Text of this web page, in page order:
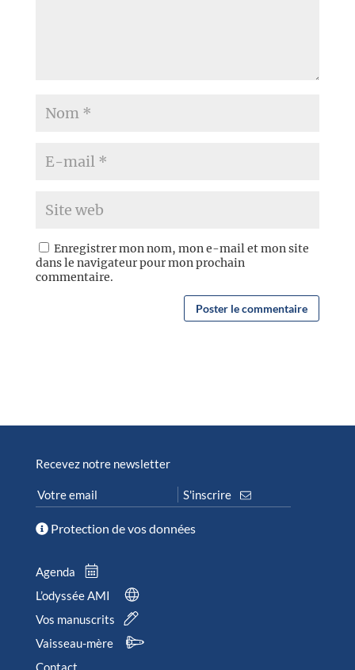
Enregistrer mon nom, mon e-mail et mon site
dans le navigateur pour mon prochain
commentaire.
Recevez notre newsletter
Protection de vos données
Agenda
L’odyssée AMI
Vos manuscrits
Vaisseau-mère
Contact